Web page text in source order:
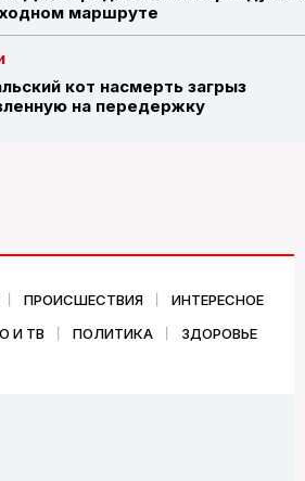
маршруте
кот насмерть загрыз
на передержку
ПРОИСШЕСТВИЯ
ИНТЕРЕСНОЕ
И ТВ
ПОЛИТИКА ЗДОРОВЬЕ